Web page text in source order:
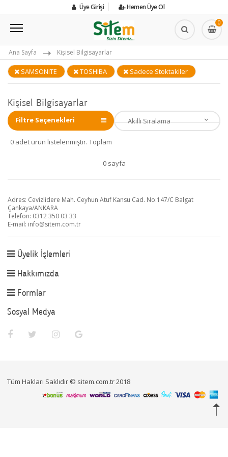
Üye Girişi Hemen Üye Ol
0
Ana Sayfa Kişisel Bilgisayarlar
SAMSONITE TOSHIBA Sadece Stoktakiler
Kişisel Bilgisayarlar
Filtre Seçenekleri
0 adet ürün listelenmiştir. Toplam
0 sayfa
Adres: Cevizlidere Mah. Ceyhun Atuf Kansu Cad. No:147/C Balgat
Çankaya/ANKARA
Telefon: 0312 350 03 33
E-mail: info@sitem.com.tr
Üyelik İşlemleri
Hakkımızda
Formlar
Sosyal Medya
Tüm Hakları Saklıdır © sitem.com.tr 2018